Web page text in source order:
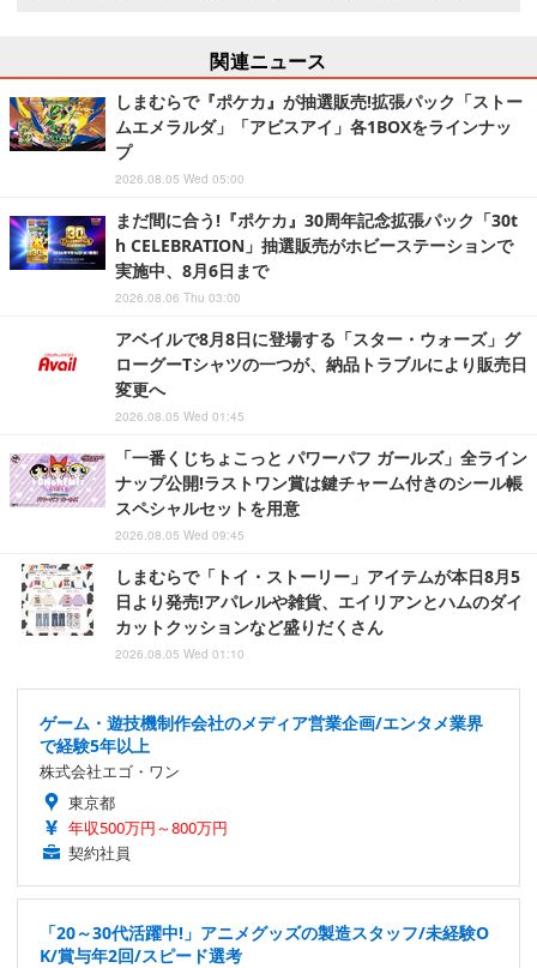
関連ニュース
しまむらで『ポケカ』が抽選販売!拡張パック「ストー
ムエメラルダ」「アビスアイ」各1BOXをラインナッ
プ
2026.08.05 Wed 05:00
まだ間に合う!『ポケカ』30周年記念拡張パック「30t
h CELEBRATION」抽選販売がホビーステーションで
実施中、8月6日まで
2026.08.06 Thu 03:00
アベイルで8月8日に登場する「スター・ウォーズ」グ
ローグーTシャツの一つが、納品トラブルにより販売日
変更へ
2026.08.05 Wed 01:45
「一番くじちょこっと パワーパフ ガールズ」全ライン
ナップ公開!ラストワン賞は鍵チャーム付きのシール帳
スペシャルセットを用意
2026.08.05 Wed 09:45
しまむらで「トイ・ストーリー」アイテムが本日8月5
日より発売!アパレルや雑貨、エイリアンとハムのダイ
カットクッションなど盛りだくさん
2026.08.05 Wed 01:10
ゲーム・遊技機制作会社のメディア営業企画/エンタメ業界
で経験5年以上
株式会社エゴ・ワン
東京都
年収500万円～800万円
契約社員
「20～30代活躍中!」アニメグッズの製造スタッフ/未経験O
K/賞与年2回/スピード選考